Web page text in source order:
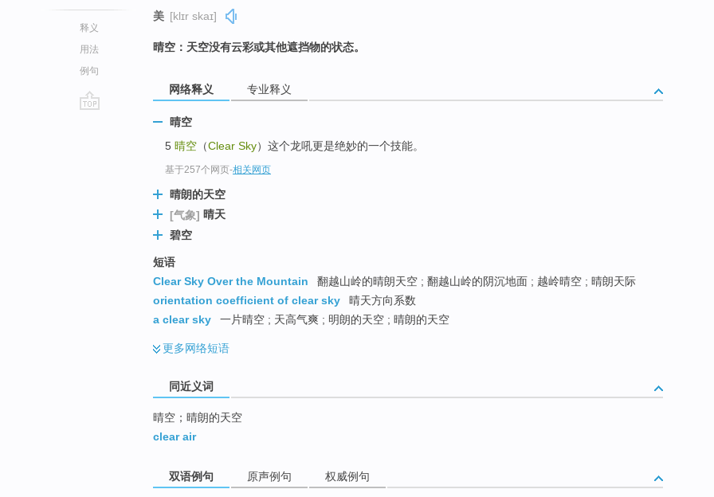
释义
用法
例句
美 [klɪr skaɪ]
晴空：天空没有云彩或其他遮挡物的状态。
网络释义 专业释义
晴空
5 晴空 （Clear Sky）这个龙吼更是绝妙的一个技能。
基于257个网页-相关网页
晴朗的天空
[气象] 晴天
碧空
短语
Clear Sky Over the Mountain
翻越山岭的晴朗天空 ; 翻越山岭的阴沉地面 ; 越岭晴空 ; 晴朗天际
orientation coefficient of clear sky
晴天方向系数
a clear sky
一片晴空 ; 天高气爽 ; 明朗的天空 ; 晴朗的天空
更多网络短语
同近义词
晴空；晴朗的天空
clear air
双语例句 原声例句 权威例句